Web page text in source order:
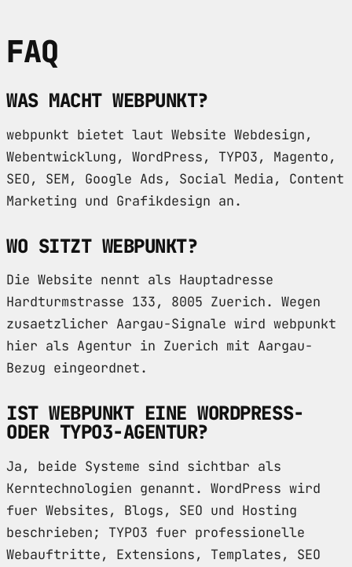
FAQ
WAS MACHT WEBPUNKT?
webpunkt bietet laut Website Webdesign,
Webentwicklung, WordPress, TYPO3, Magento,
SEO, SEM, Google Ads, Social Media, Content
Marketing und Grafikdesign an.
WO SITZT WEBPUNKT?
Die Website nennt als Hauptadresse
Hardturmstrasse 133, 8005 Zuerich. Wegen
zusaetzlicher Aargau-Signale wird webpunkt
hier als Agentur in Zuerich mit Aargau-
Bezug eingeordnet.
IST WEBPUNKT EINE WORDPRESS-
ODER TYPO3-AGENTUR?
Ja, beide Systeme sind sichtbar als
Kerntechnologien genannt. WordPress wird
fuer Websites, Blogs, SEO und Hosting
beschrieben; TYPO3 fuer professionelle
Webauftritte, Extensions, Templates, SEO